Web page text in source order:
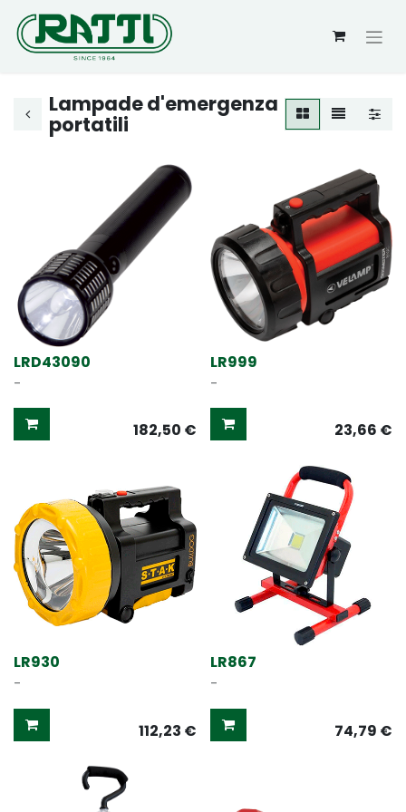
Lampade d'emergenza
portatili
LRD43090
-
182,50 €
LR999
-
23,66 €
LR930
-
112,23 €
LR867
-
74,79 €